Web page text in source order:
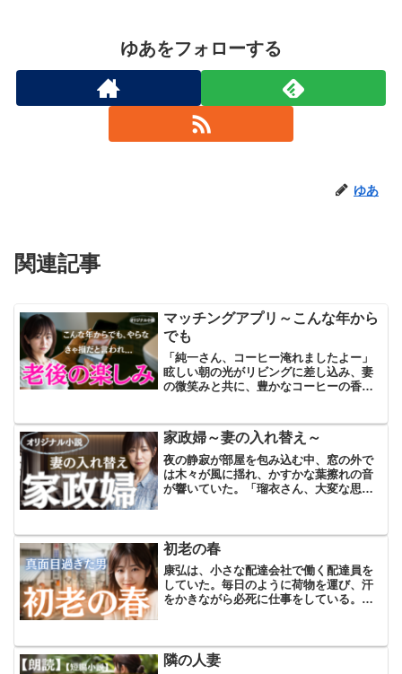
ゆあをフォローする
ゆあ
関連記事
マッチングアプリ～こんな年から
でも
「純一さん、コーヒー淹れましたよー」
眩しい朝の光がリビングに差し込み、妻
の微笑みと共に、豊かなコーヒーの香り
時間が、自分に訪れるとは思いもしなか
った。私は、この新しい...
家政婦～妻の入れ替え～
夜の静寂が部屋を包み込む中、窓の外で
は木々が風に揺れ、かすかな葉擦れの音
が響いていた。「瑠衣さん、大変な思い
た。今、目の前にいる女性は妻...
初老の春
康弘は、小さな配達会社で働く配達員を
していた。毎日のように荷物を運び、汗
をかきながら必死に仕事をしている。け
悪いと自覚していたか...
隣の人妻